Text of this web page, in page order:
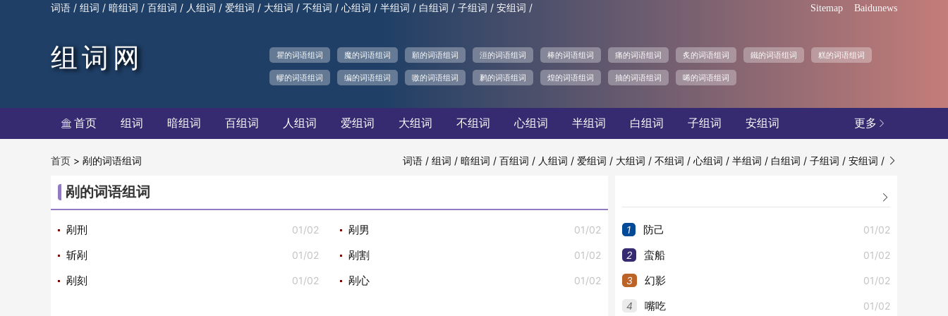
词语 / 组词 / 暗组词 / 百组词 / 人组词 / 爱组词 / 大组词 / 不组词 / 心组词 / 半组词 / 白组词 / 子组词 / 安组词 / Sitemap Baidunews
组词网 瞿的词语组词 魔的词语组词 願的词语组词 洹的词语组词 棒的词语组词 痛的词语组词 炙的词语组词 鐵的词语组词 糕的词语组词
轇的词语组词 编的词语组词 嗷的词语组词 鹣的词语组词 煌的词语组词 抽的词语组词 唏的词语组词
更多 
 首页 组词 暗组词 百组词 人组词 爱组词 大组词 不组词 心组词 半组词 白组词 子组词 安组词
词语 / 组词 / 暗组词 / 百组词 / 人组词 / 爱组词 / 大组词 / 不组词 / 心组词 / 半组词 / 白组词 / 子组词 / 安组词 / 
首页 > 剐的词语组词
剐的词语组词
01/02
剐刑 01/02
剐男
01/02
斩剐 01/02
剐割
01/02
剐刻 01/02
剐心

1 01/02
防己
2 01/02
蛮船
3 01/02
幻影
4 01/02
嘴吃